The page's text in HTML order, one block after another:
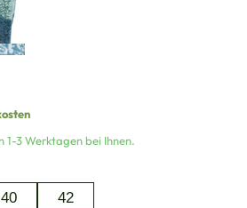
3 Werktagen bei Ihnen.
40 42